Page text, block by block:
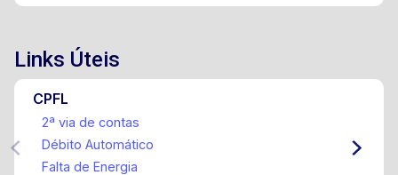
Links Úteis
CPFL
2ª via de contas
Débito Automático
Falta de Energia